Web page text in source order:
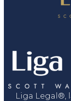
Liga Legal®,